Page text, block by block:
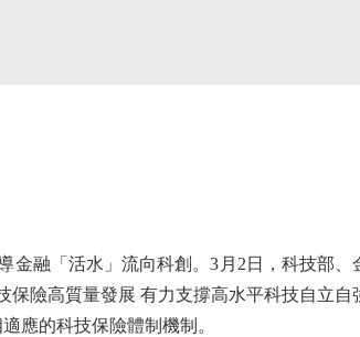
融「活水」流向科創。3月2日，科技部、
險高質量發展 有力支撐高水平科技自立自
應的科技保險體制機制。